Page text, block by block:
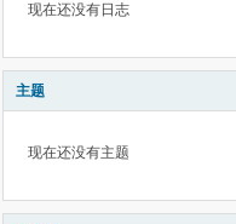
现在还没有日志
主题
现在还没有主题